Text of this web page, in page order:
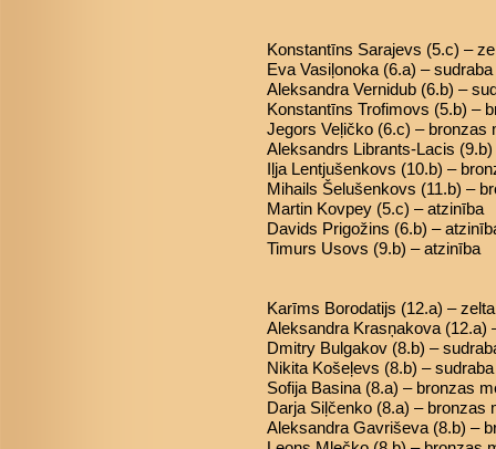
Konstantīns Sarajevs (5.c) –
Eva Vasiļonoka (6.a) –
Aleksandra Vernidub (6.b) –
Konstantīns Trofimovs (5.b) –
Jegors Veļičko (6.c) – bronzas
Aleksandrs Librants-Lacis
Iļja Lentjušenkovs (10.b) –
Mihails Šelušenkovs (11.b) –
Martin Kovpey (5.c) – atzinība
Davids Prigožins (6.b) –
Timurs Usovs (9.b) – atzinība
Karīms Borodatijs (12.a) –
Aleksandra Krasņakova (12.a)
Dmitry Bulgakov (8.b) –
Nikita Košeļevs (8.b) –
Sofija Basina (8.a) – bronzas
Darja Siļčenko (8.a) – bronzas
Aleksandra Gavriševa (8.b) –